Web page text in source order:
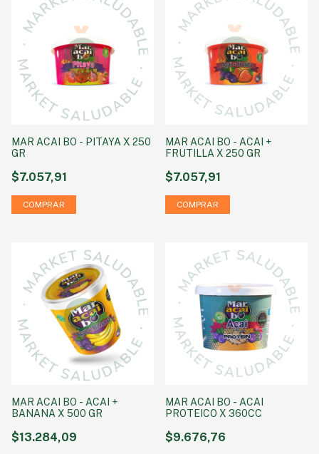
MAR ACAI BO - PITAYA X 250
GR
$7.057,91
MAR ACAI BO - ACAI +
FRUTILLA X 250 GR
$7.057,91
MAR ACAI BO - ACAI +
BANANA X 500 GR
$13.284,09
MAR ACAI BO - ACAI
PROTEICO X 360CC
$9.676,76